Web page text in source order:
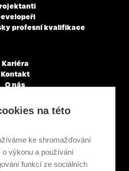
profesní kvalifikace
Kariéra
Kontakt
O nás
a novinky
& Cookies
recyklace
EU
- Přihlášení
na této
ke shromažďování
o výkonu a používání
funkcí ze sociálních